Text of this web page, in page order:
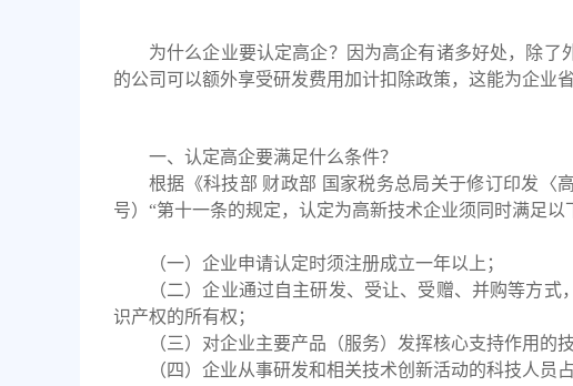
为什么企业要认定高企？ 因为高企有诸多好处，除了
的公司可以额外享受研发费用加计扣除政策，这能为企业
一、认定高企要满足什么条件？
根据《科技部 财政部 国家税务总局关于修订印发〈
号）“第十一条的规定，认定为高新技术企业须同时满足以
（一）企业申请认定时须注册成立一年以上；
（二）企业通过自主研发、受让、受赠、并购等方
识产权的所有权；
（三）对企业主要产品（服务）发挥核心支持作用的
（四）企业从事研发和相关技术创新活动的科技人员